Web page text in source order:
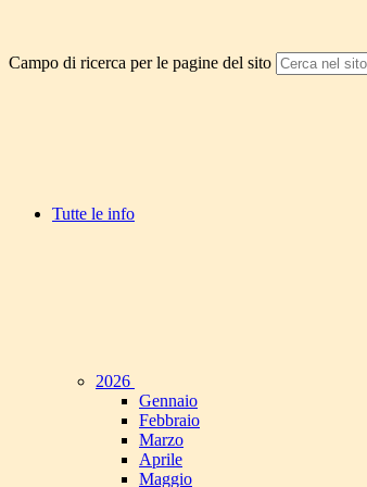
Campo di ricerca per le pagine del sito
Tutte le info
2026
Gennaio
Febbraio
Marzo
Aprile
Maggio